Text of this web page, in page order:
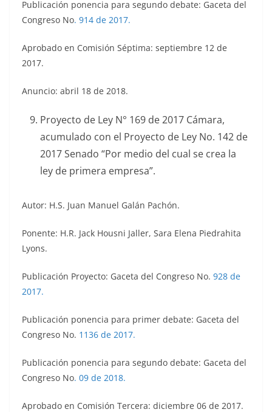
Publicación ponencia para segundo debate: Gaceta del
Congreso No. 914 de 2017.
Aprobado en Comisión Séptima: septiembre 12 de
2017.
Anuncio: abril 18 de 2018.
Proyecto de Ley N° 169 de 2017 Cámara,
acumulado con el Proyecto de Ley No. 142 de
2017 Senado “Por medio del cual se crea la
ley de primera empresa”.
Autor: H.S. Juan Manuel Galán Pachón.
Ponente: H.R. Jack Housni Jaller, Sara Elena Piedrahita
Lyons.
Publicación Proyecto: Gaceta del Congreso No. 928 de
2017.
Publicación ponencia para primer debate: Gaceta del
Congreso No. 1136 de 2017.
Publicación ponencia para segundo debate: Gaceta del
Congreso No. 09 de 2018.
Aprobado en Comisión Tercera: diciembre 06 de 2017.